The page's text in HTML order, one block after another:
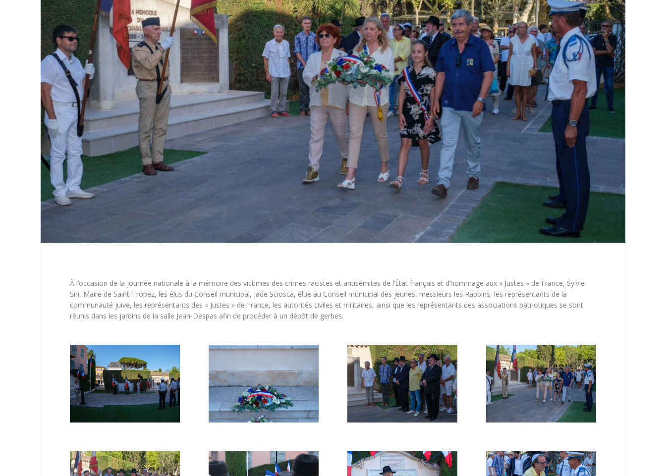
À l’occasion de la journée nationale à la mémoire des victimes des crimes racistes et antisémites de l’État français et d’hommage aux « Justes » de France, Sylvie
Siri, Maire de Saint-Tropez, les élus du Conseil municipal, Jade Sciosca, élue au Conseil municipal des jeunes, messieurs les Rabbins, les représentants de la
communauté juive, les représentants des « Justes » de France, les autorités civiles et militaires, ainsi que les représentants des associations patriotiques se sont
réunis dans les jardins de la salle Jean-Despas afin de procéder à un dépôt de gerbes.